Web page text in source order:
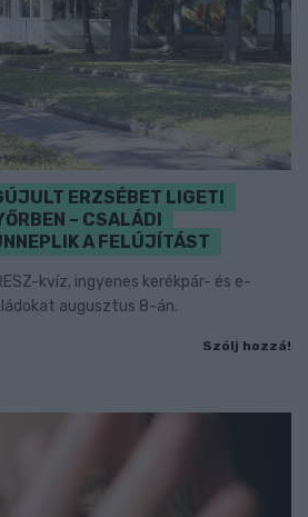
ERZSÉBET LIGETI
– CSALÁDI
A FELÚJÍTÁST
kvíz, ingyenes kerékpár- és e-
augusztus 8-án.
Szólj hozzá!